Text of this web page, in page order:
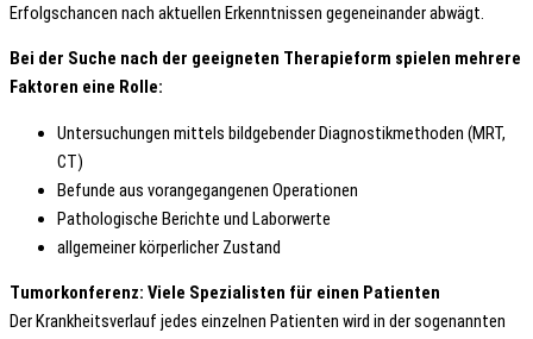
Erfolgschancen nach aktuellen Erkenntnissen gegeneinander abwägt.
Bei der Suche nach der geeigneten Therapieform spielen mehrere
Faktoren eine Rolle:
Untersuchungen mittels bildgebender Diagnostikmethoden (MRT,
CT)
Befunde aus vorangegangenen Operationen
Pathologische Berichte und Laborwerte
allgemeiner körperlicher Zustand
Tumorkonferenz: Viele Spezialisten für einen Patienten
Der Krankheitsverlauf jedes einzelnen Patienten wird in der sogenannten